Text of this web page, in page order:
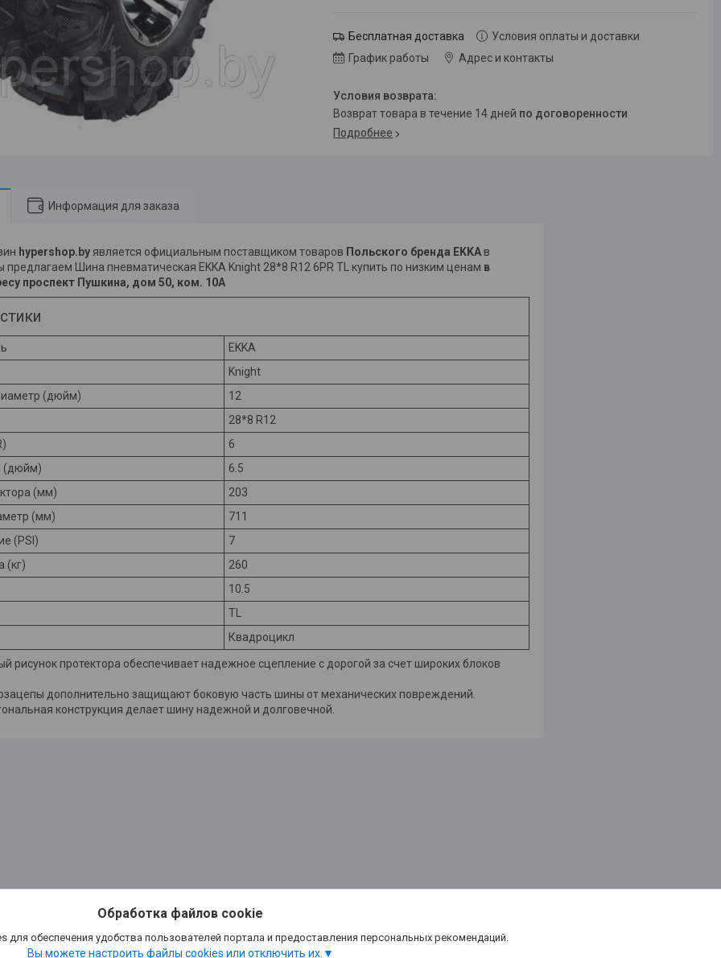
Бесплатная доставка
Условия оплаты и доставки
График работы
Адрес и контакты
возврат товара в течение 14 дней по договоренности
Подробнее
Информация для заказа
hypershop.byявляется официальным поставщиком товаров Польского бренда EKKA в
предлагаем Шина пневматическая EKKA Knight 28*8 R12 6PR TL купить по низким ценам в
проспект Пушкина, дом 50, ком. 10А
EKKA
Knight
(дюйм)
12
28*8 R12
6
(дюйм)
6.5
(мм)
203
(мм)
711
(PSI)
7
(кг)
260
10.5
TL
Квадроцикл
рисунок протектора обеспечивает надежное сцепление с дорогой за счет широких блоков
дополнительно защищают боковую часть шины от механических повреждений.
конструкция делает шину надежной и долговечной.
Обработка файлов cookie
обеспечения удобства пользователей портала и предоставления персональных рекомендаций.
Вы можете настроить файлы cookies или отключить их.